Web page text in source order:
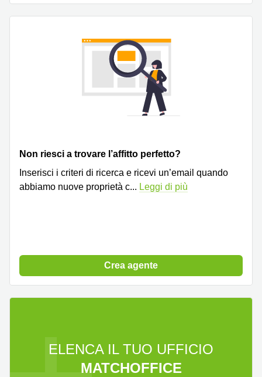
Pescara
a Napoli
Uffici
in
affitto
Meeting
Firenze
Non riesci a trovare l’affitto perfetto?
Inserisci i criteri di ricerca e ricevi un’email quando
abbiamo nuove proprietà c... Leggi di più
Crea agente
ELENCA IL TUO UFFICIO
MATCHOFFICE